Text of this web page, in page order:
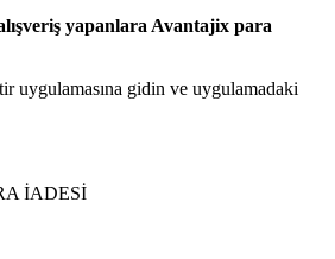
yapanlara Avantajix para
uygulamasına gidin ve uygulamadaki
İADESİ